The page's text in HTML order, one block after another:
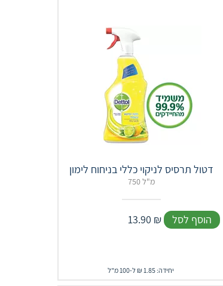
דטול תרסיס לניקוי כללי בניחוח לימון
750 מ"ל
13.90 ₪ הוסף לסל
יחידה: 1.85 ₪ ל-100 מ"ל